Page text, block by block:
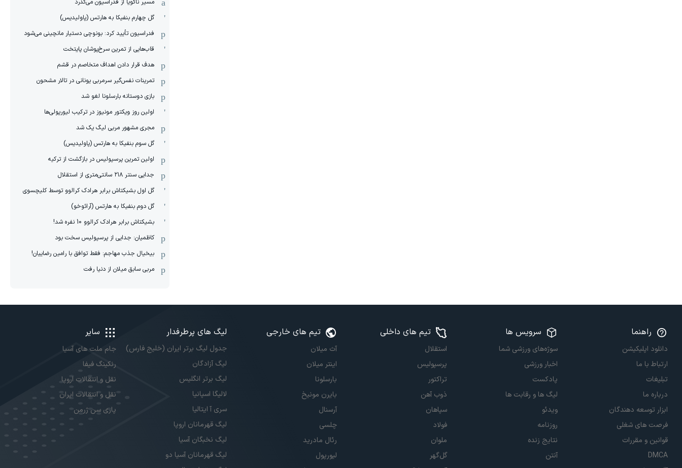
مسیر ناگویا از فدراسیون می‌گذرد
گل چهارم بنفیکا به هارتس (پاولیدیس)
فدراسیون تأیید کرد: بونوچی دستیار مانچینی می‌شود
قاب‌هایی از تمرین سرخ‌پوشان پایتخت
هدف قرار دادن اهداف متخاصم در قشم
‏تمرینات نفس‌گیر سرمربی یونانی در تالار مشحون
بازی دوستانه بارسلونا لغو شد
اولین روز ویکتور مونیوز در ترکیب لیورپولی‌ها
مجری مشهور مربی لیگ یک شد
گل سوم بنفیکا به هارتس (پاولیدیس)
اولین تمرین پرسپولیس در بازگشت از ترکیه
جدایی سنتر ۲۱۸ سانتی‌متری از استقلال
گل اول بشیکتاش برابر هرادک کرالوو توسط کلیچسوی
گل دوم بنفیکا به هارتس (آرائوخو)
بشیکتاش برابر هرادک کرالوو 10 نفره شد!
کاظمیان: جدایی از پرسپولیس سخت بود
بیخیال جذب مهاجم: فقط توافق با رامین رضاییان!
مربی سابق میلان از دنیا رفت
راهنما
دانلود اپلیکیشن
ارتباط با ما
تبلیغات
درباره ما
ابزار توسعه دهندگان
فرصت های شغلی
قوانین و مقررات
DMCA
سرویس ها
سوژه‌های ورزشی شما
اخبار ورزشی
پادکست
لیگ ها و رقابت ها
ویدئو
روزنامه
نتایج زنده
آنتن
تیم های داخلی
استقلال
پرسپولیس
تراکتور
ذوب آهن
سپاهان
فولاد
ملوان
گل‌گهر
تیم های خارجی
آث میلان
اینتر میلان
بارسلونا
بایرن مونیخ
آرسنال
چلسی
رئال مادرید
لیورپول
لیگ های پرطرفدار
جدول لیگ برتر ایران (خلیج فارس)
لیگ آزادگان
لیگ برتر انگلیس
لالیگا اسپانیا
سری آ ایتالیا
لیگ قهرمانان اروپا
لیگ نخبگان آسیا
لیگ قهرمانان آسیا دو
سایر
جام ملت های آسیا
رنکینگ فیفا
نقل و انتقالات اروپا
نقل و انتقالات ایران
پاری سن ژرمن